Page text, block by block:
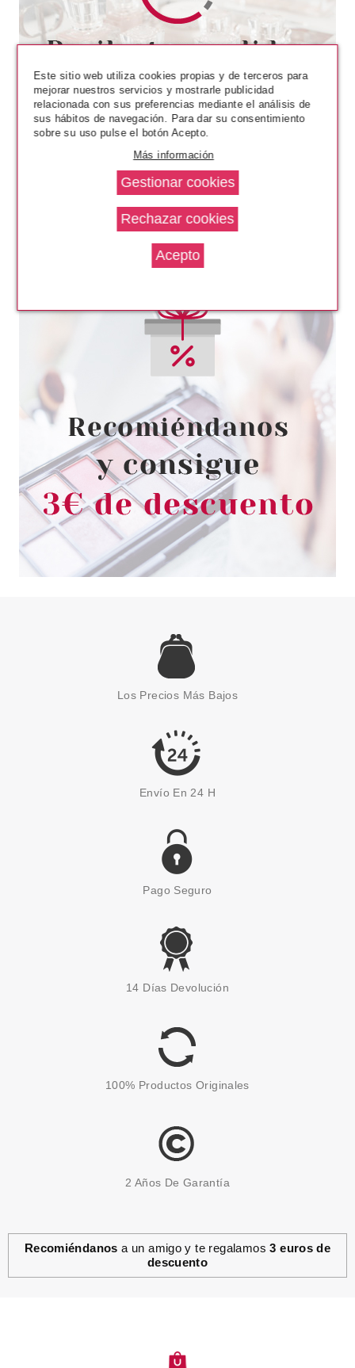
MONTAGNE JEUNESSE
MONTAGNE JEUNESSE 7TH
REFRESCANTE SNOWMAN
Pvr 2.50€
-20%
desde
1.99€
MONTAGNE JEUNESSE
MONTAGNE JEUNESSE 7TH
HEAVEN MASCARILLA DE TELA
CALMANTE LLAMACORN
-32%
desde
1.50€
MONTAGNE JEUNESSE
7TH HEAVEN MASCARILLA
FACIAL VITAMINA C
2.05€
MONTAGNE JEUNESSE
HIDRATANTE COTTON CANDY
1.65€
ESSENCE
1.80€
Los Precios Más Bajos
Envío En 24 H
Pago Seguro
14 Días Devolución
100% Productos Originales
2 Años De Garantía
Recomiéndanos a un amigo y te regalamos3 euros de
descuento
Este sitio web utiliza cookies propias y de terceros para
mejorar nuestros servicios y mostrarle publicidad
relacionada con sus preferencias mediante el análisis de
sus hábitos de navegación. Para dar su consentimiento
sobre su uso pulse el botón Acepto.
Más información